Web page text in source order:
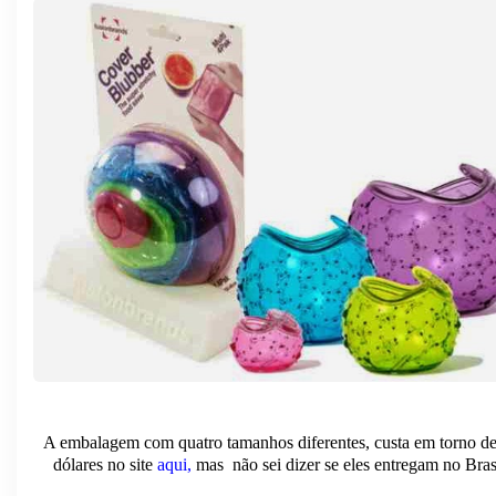
A embalagem com quatro tamanhos diferentes, custa em torno
dólares no site aqui, mas não sei dizer se eles entregam no